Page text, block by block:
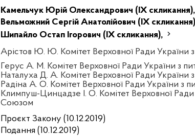
Камельчук Юрій Олександрович (IX скликання),
Вельможний Сергій Анатолійович (IX
Шипайло Остап Ігорович (IX скликання),
Арістов Ю. Ю. Комітет Верховної Ради України
Герус А. М. Комітет Верховної Ради України з
Наталуха Д. А. Комітет Верховної Ради України
Радіна А. О. Комітет Верховної Ради України з
Климпуш-Цинцадзе І. О. Комітет Верховної Ради
Союзом
Проєкт Закону (10.12.2019)
Подання (10.12.2019)